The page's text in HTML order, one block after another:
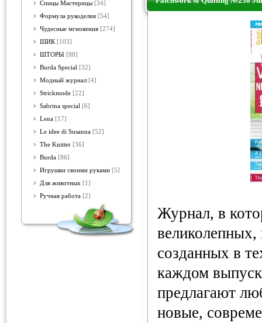
Спицы Мастерицы [34]
Формула рукоделия [54]
Чудесные мгновения [274]
ШИК [103]
ШТОРЫ [88]
Burda Special [32]
Модный журнал [4]
Strickmode [22]
Sabrina special [6]
Lena [17]
Le idee di Susanna [52]
The Knitter [36]
Burda [86]
Игрушки своими руками [5]
Для животных [1]
Ручная работа [2]
Журнал, в
великолепных,
созданных в
каждом
предлагают
новые,